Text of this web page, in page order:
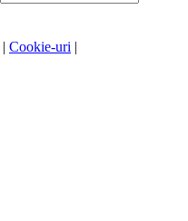
| Cookie-uri |